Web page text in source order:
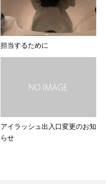
担当するために
アイラッシュ出入口変更のお知
らせ